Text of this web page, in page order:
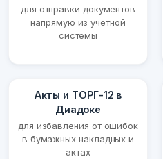
для отправки документов
напрямую из учетной
системы
Акты и ТОРГ-12 в
Диадоке
для избавления от ошибок
в бумажных накладных и
актах